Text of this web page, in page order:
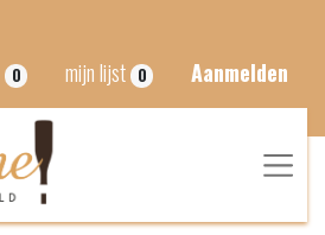
0 mijn lijst 0 Aanmelden